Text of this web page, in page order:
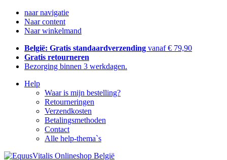
naar navigatie
Naar content
Naar winkelmand
België: Gratis standaardverzending vanaf € 79,90
Gratis retourneren
Bezorging binnen 3 werkdagen.
Help
Waar is mijn bestelling?
Retourneringen
Verzendkosten
Betalingsmethoden
Contact
Alle help-thema`s